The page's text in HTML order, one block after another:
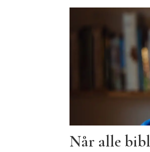
Når alle